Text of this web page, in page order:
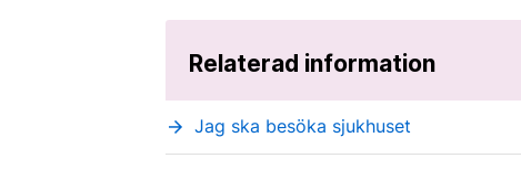
Relaterad information
arrow_forward Jag ska besöka sjukhuset